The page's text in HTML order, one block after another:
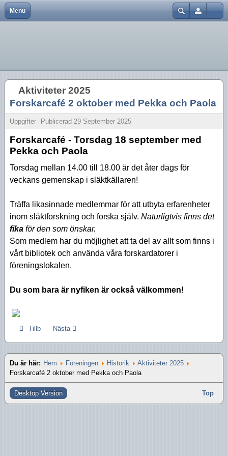
Menu Close
Föreningen
Föreningskalender
Bra länkar
Historik
Tidningar
Försäljning
Aktiviteter 2024
Aktiviteter 2023
Aktiviteter 2022
Aktiviteter 2020
Aktiviteter 2019
Aktiviteter 2017
Aktiviteter 2016
Aktiviteter 2015
Aktiviteter 2013
Aktiviteter 2012
Aktiviteter 2010
Kom ihåg mig
Glömt lösenord?
Glömt användarnamn?
Skapa inloggning
Aktiviteter 2025
Forskarcafé 2 oktober med Pekka och Paola
Uppgifter Publicerad 29 September 2025
Forskarcafé - Torsdag 18 september med
Pekka och Paola
Torsdag mellan 14.00 till 18.00 är det åter dags för
veckans gemenskap i släktkällaren!
Träffa likasinnade medlemmar för att utbyta erfarenheter
inom släktforskning och forska själv. Naturligtvis finns det
fika för den som önskar.
Som medlem har du möjlighet att ta del av allt som finns i
vårt bibliotek och använda våra forskardatorer i
föreningslokalen.
Du som bara är nyfiken är också välkommen!
Tillb Nästa
Du är här: Hem Föreningen Historik
Aktiviteter 2025
Forskarcafé 2 oktober med Pekka och Paola
Desktop Version Top